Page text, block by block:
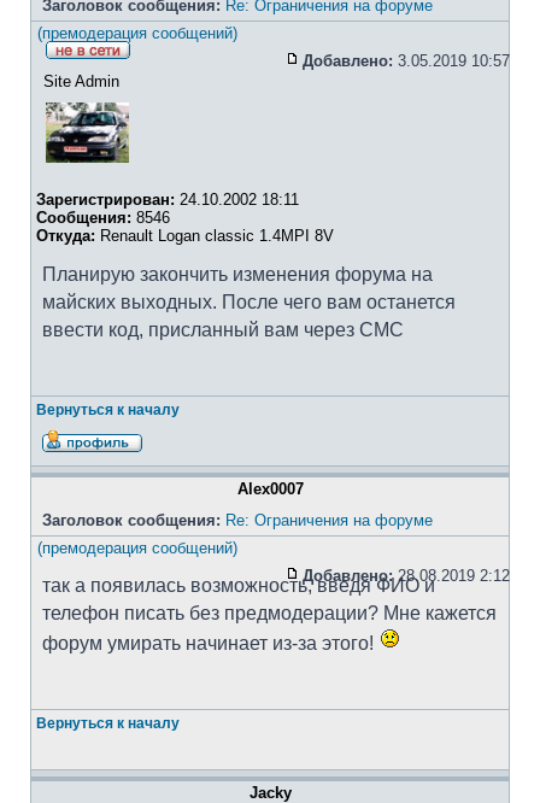
Заголовок сообщения: Re: Ограничения на форуме
(премодерация сообщений)
Добавлено: 3.05.2019 10:57
Site Admin
Зарегистрирован: 24.10.2002 18:11
Сообщения: 8546
Откуда: Renault Logan classic 1.4MPI 8V
Планирую закончить изменения форума на
майских выходных. После чего вам останется
ввести код, присланный вам через СМС
Вернуться к началу
Alex0007
Заголовок сообщения: Re: Ограничения на форуме
(премодерация сообщений)
Добавлено:28.08.2019 2:12
так а появилась возможность, введя ФИО и
телефон писать без предмодерации? Мне кажется
форум умирать начинает из-за этого!
Вернуться к началу
Jacky